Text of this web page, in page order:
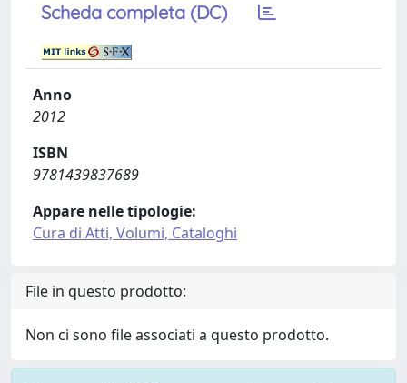
Scheda completa (DC)
Anno
2012
ISBN
9781439837689
Appare nelle tipologie:
Cura di Atti, Volumi, Cataloghi
File in questo prodotto:
Non ci sono file associati a questo prodotto.